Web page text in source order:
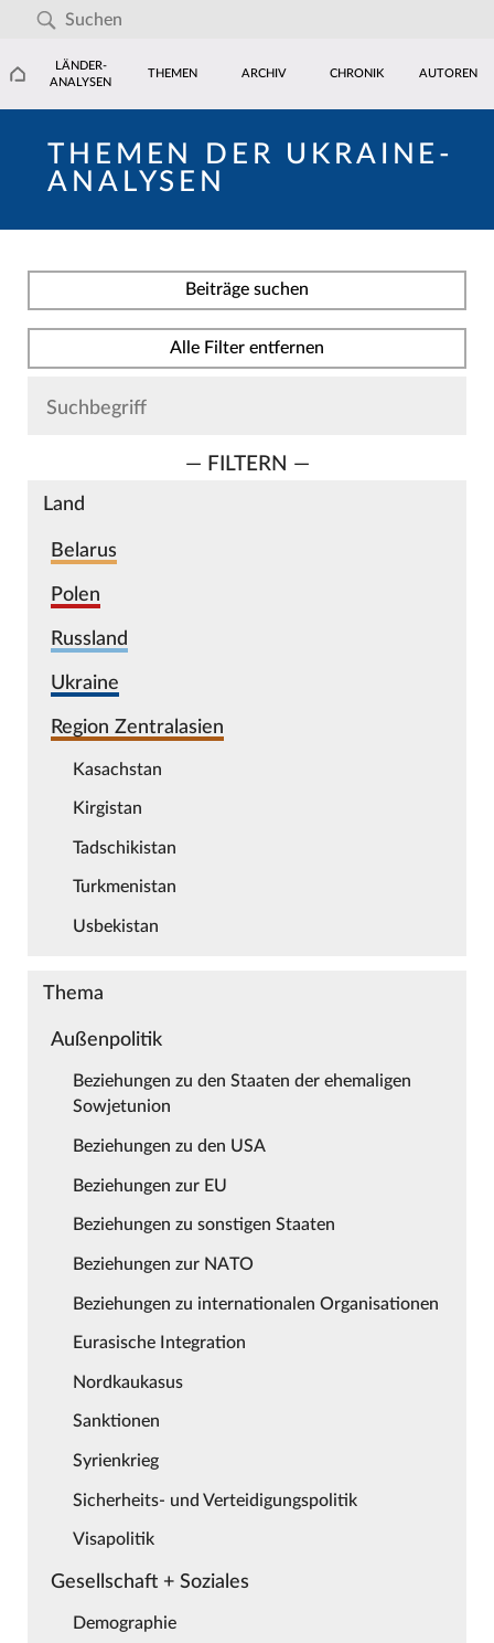
LÄNDER-
ANALYSEN
THEMEN ARCHIV CHRONIK AUTOREN
THEMEN DER UKRAINE-
ANALYSEN
Beiträge suchen
Alle Filter entfernen
— FILTERN —
Land
Belarus
Polen
Russland
Ukraine
Region Zentralasien
Kasachstan
Kirgistan
Tadschikistan
Turkmenistan
Usbekistan
Thema
Außenpolitik
Beziehungen zu den Staaten der ehemaligen
Sowjetunion
Beziehungen zu den USA
Beziehungen zur EU
Beziehungen zu sonstigen Staaten
Beziehungen zur NATO
Beziehungen zu internationalen Organisationen
Eurasische Integration
Nordkaukasus
Sanktionen
Syrienkrieg
Sicherheits- und Verteidigungspolitik
Visapolitik
Gesellschaft + Soziales
Demographie